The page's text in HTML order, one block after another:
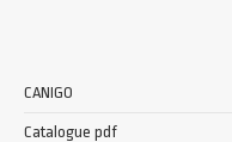
CANIGO
Catalogue pdf